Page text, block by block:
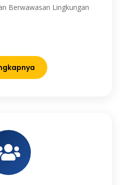
Berwawasan Lingkungan